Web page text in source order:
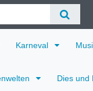
Karneval
Dies und